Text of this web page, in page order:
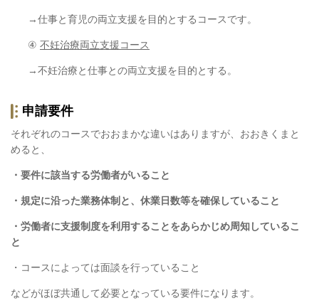
→仕事と育児の両立支援を目的とするコースです。
④ 不妊治療両立支援コース
→不妊治療と仕事との両立支援を目的とする。
申請要件
それぞれのコースでおおまかな違いはありますが、おおきくまと
めると、
・要件に該当する労働者がいること
・規定に沿った業務体制と、休業日数等を確保していること
・労働者に支援制度を利用することをあらかじめ周知しているこ
と
・コースによっては面談を行っていること
などがほぼ共通して必要となっている要件になります。